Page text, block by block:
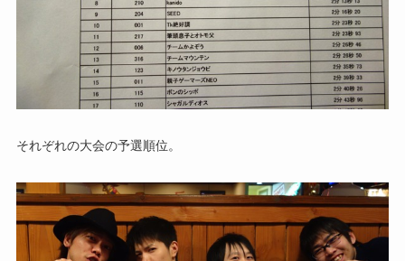
それぞれの大会の予選順位。